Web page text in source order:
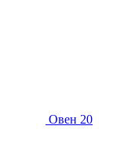
Овен 20